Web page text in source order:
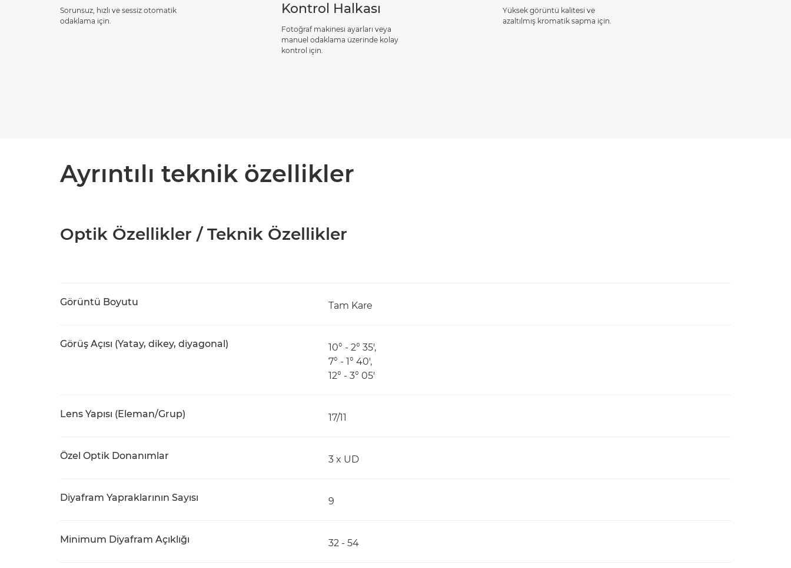
Sorunsuz, hızlı ve sessiz otomatik
odaklama için.
Kontrol Halkası
Fotoğraf makinesi ayarları veya
manuel odaklama üzerinde kolay
kontrol için.
Yüksek görüntü kalitesi ve
azaltılmış kromatik sapma için.
Ayrıntılı teknik özellikler
Optik Özellikler / Teknik Özellikler
Görüntü Boyutu Tam Kare
Görüş Açısı (Yatay, dikey, diyagonal)
10° - 2° 35',
7° - 1° 40',
12° - 3° 05'
Lens Yapısı (Eleman/Grup) 17/11
Özel Optik Donanımlar 3 x UD
Diyafram Yapraklarının Sayısı 9
Minimum Diyafram Açıklığı 32 - 54